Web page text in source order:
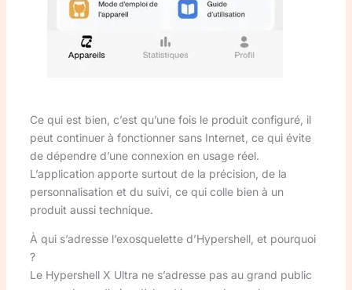
Ce qui est bien, c’est qu’une fois le produit configuré, il
peut continuer à fonctionner sans Internet, ce qui évite
de dépendre d’une connexion en usage réel.
L’application apporte surtout de la précision, de la
personnalisation et du suivi, ce qui colle bien à un
produit aussi technique.
À qui s’adresse l’exosquelette d’Hypershell, et pourquoi
?
Le Hypershell X Ultra ne s’adresse pas au grand public